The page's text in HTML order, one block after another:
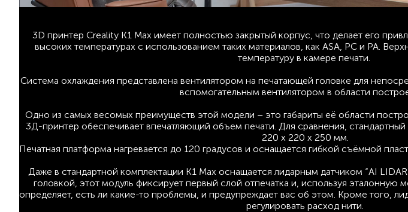
3D принтер Creality K1 Max имеет полностью закрытый корпус, что делает его
высоких температурах с использованием таких материалов, как ASA, PC и PA.
температуру в камере печати.
Система охлаждения представлена вентилятором на печатающей головке для
вспомогательным вентилятором в области
Одно из самых весомых преимуществ этой модели – это габариты её области
3Д-принтер обеспечивает впечатляющий объем печати. Для сравнения,
220 x 220 x 250 мм.
Печатная платформа нагревается до 120 градусов и оснащается гибкой съёмной
Даже в стандартной комплектации K1 Max оснащается лидарным датчиком “AI
головкой, этот модуль фиксирует первый слой отпечатка и, используя эталонную
определяет, есть ли какие-то проблемы, и предупреждает вас об этом. Кроме того,
регулировать расход нити.